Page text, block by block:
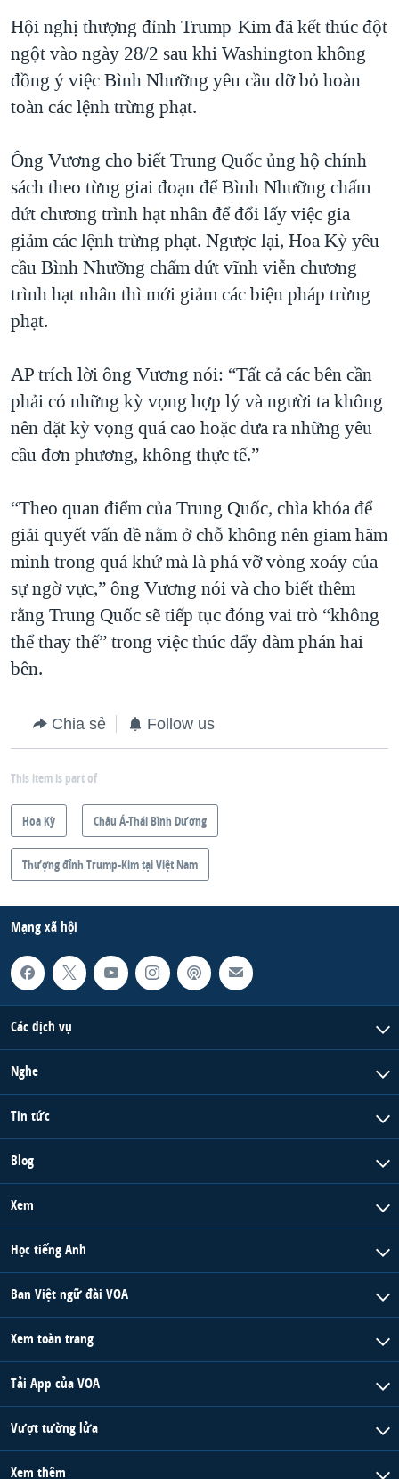
Hội nghị thượng đỉnh Trump-Kim đã kết thúc đột
ngột vào ngày 28/2 sau khi Washington không
đồng ý việc Bình Nhưỡng yêu cầu dỡ bỏ hoàn
toàn các lệnh trừng phạt.
Ông Vương cho biết Trung Quốc ủng hộ chính
sách theo từng giai đoạn để Bình Nhưỡng chấm
dứt chương trình hạt nhân để đổi lấy việc gia
giảm các lệnh trừng phạt. Ngược lại, Hoa Kỳ yêu
cầu Bình Nhưỡng chấm dứt vĩnh viễn chương
trình hạt nhân thì mới giảm các biện pháp trừng
phạt.
AP trích lời ông Vương nói: “Tất cả các bên cần
phải có những kỳ vọng hợp lý và người ta không
nên đặt kỳ vọng quá cao hoặc đưa ra những yêu
cầu đơn phương, không thực tế.”
“Theo quan điểm của Trung Quốc, chìa khóa để
giải quyết vấn đề nằm ở chỗ không nên giam hãm
mình trong quá khứ mà là phá vỡ vòng xoáy của
sự ngờ vực,” ông Vương nói và cho biết thêm
rằng Trung Quốc sẽ tiếp tục đóng vai trò “không
thể thay thế” trong việc thúc đẩy đàm phán hai
bên.
Chia sẻ Follow us
This item is part of
Hoa Kỳ Châu Á-Thái Bình Dương
Thượng đỉnh Trump-Kim tại Việt Nam
Mạng xã hội
Các dịch vụ
Nghe
Tin tức
Blog
Xem
Học tiếng Anh
Ban Việt ngữ đài VOA
Xem toàn trang
Tải App của VOA
Vượt tường lửa
Xem thêm